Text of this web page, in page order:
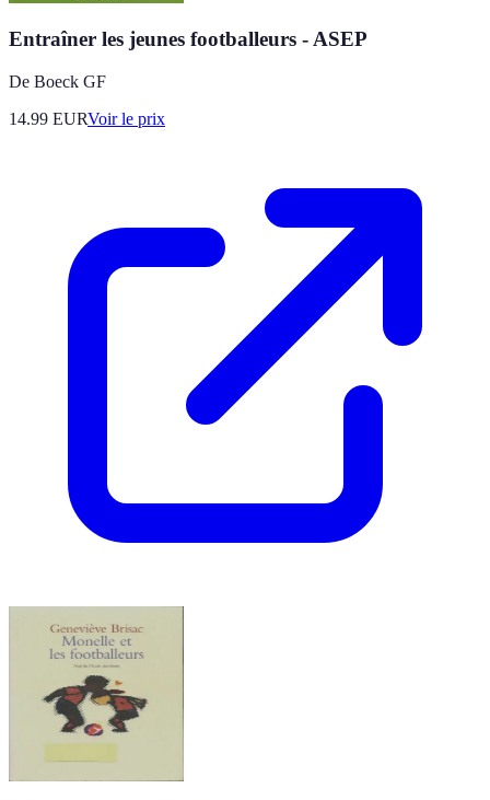
Entraîner les jeunes footballeurs - ASEP
De Boeck GF
14.99 EURVoir le prix